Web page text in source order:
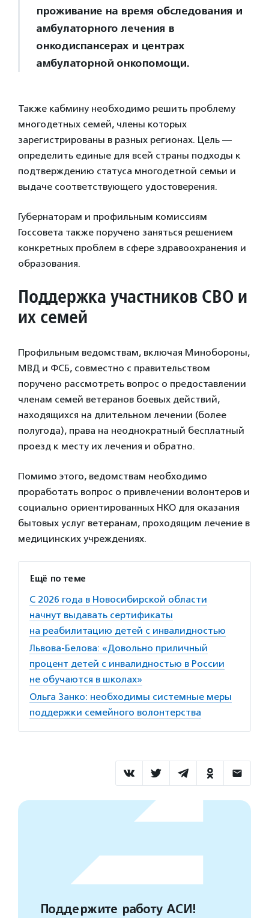
проживание на время обследования и
амбулаторного лечения в
онкодиспансерах и центрах
амбулаторной онкопомощи.
Также кабмину необходимо решить проблему
многодетных семей, члены которых
зарегистрированы в разных регионах. Цель —
определить единые для всей страны подходы к
подтверждению статуса многодетной семьи и
выдаче соответствующего удостоверения.
Губернаторам и профильным комиссиям
Госсовета также поручено заняться решением
конкретных проблем в сфере здравоохранения и
образования.
Поддержка участников СВО и
их семей
Профильным ведомствам, включая Минобороны,
МВД и ФСБ, совместно с правительством
поручено рассмотреть вопрос о предоставлении
членам семей ветеранов боевых действий,
находящихся на длительном лечении (более
полугода), права на неоднократный бесплатный
проезд к месту их лечения и обратно.
Помимо этого, ведомствам необходимо
проработать вопрос о привлечении волонтеров и
социально ориентированных НКО для оказания
бытовых услуг ветеранам, проходящим лечение в
медицинских учреждениях.
Ещё по теме
С 2026 года в Новосибирской области
начнут выдавать сертификаты
на реабилитацию детей с инвалидностью
Львова-Белова: «Довольно приличный
процент детей с инвалидностью в России
не обучаются в школах»
Ольга Занко: необходимы системные меры
поддержки семейного волонтерства
Поддержите работу АСИ!